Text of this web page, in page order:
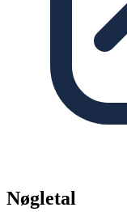
Nøgletal